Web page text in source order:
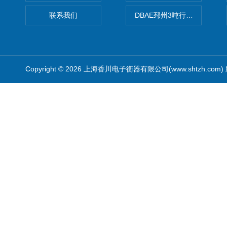
联系我们 DBAE邳州3吨行车电子吊秤
Copyright © 2026 上海香川电子衡器有限公司(www.shtzh.com)